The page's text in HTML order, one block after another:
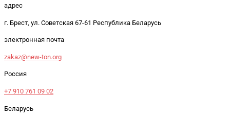
адрес
г. Брест, ул. Советская 67-61 Республика Беларусь
электронная почта
zakaz@new-ton.org
Россия
+7 910 761 09 02
Беларусь